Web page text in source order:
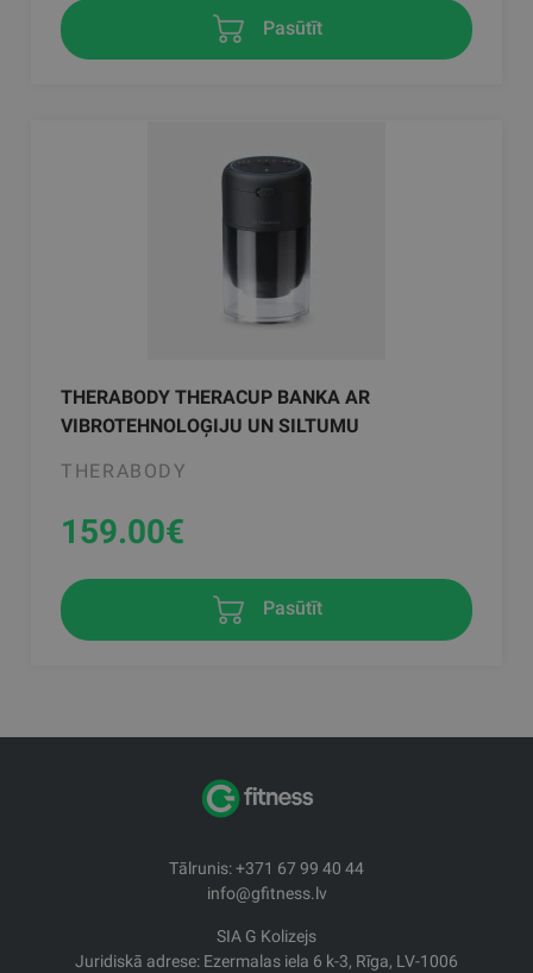
Pasūtīt
THERABODY THERACUP BANKA AR
VIBROTEHNOLOĢIJU UN SILTUMU
THERABODY
159.00€
Pasūtīt
Tālrunis: +371 67 99 40 44
info@gfitness.lv
SIA G Kolizejs
Juridiskā adrese: Ezermalas iela 6 k-3, Rīga, LV-1006